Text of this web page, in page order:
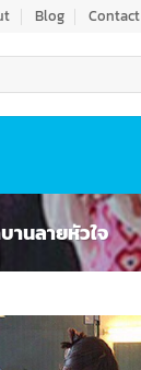
Blog Contact
านลายหัวใจ